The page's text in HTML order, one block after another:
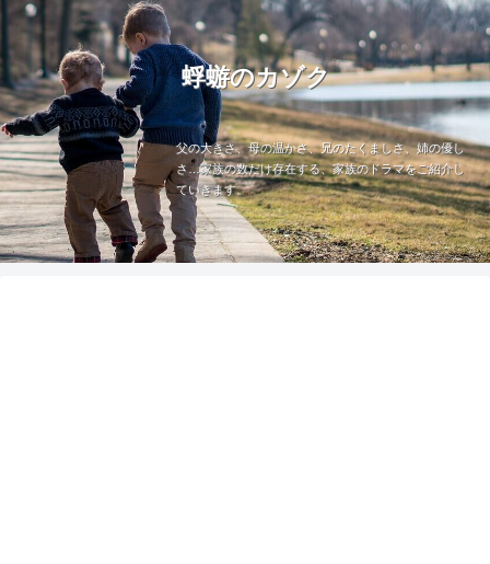
蜉蝣のカゾク
父の大きさ、母の温かさ、兄のたくましさ、姉の優し
さ…家族の数だけ存在する、家族のドラマをご紹介し
ていきます。